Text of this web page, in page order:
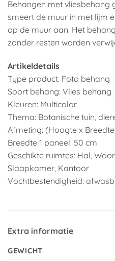
Behangen met vliesbehang
smeert de muur in met lijm
op de muur aan. Het
zonder resten worden
Artikeldetails
Type product: Foto behang
Soort behang: Vlies behang
Kleuren: Multicolor
Thema: Botanische tuin,
Afmeting: (Hoogte x
Breedte 1 paneel: 50 cm
Geschikte ruimtes: Hal,
Slaapkamer, Kantoor
Vochtbestendigheid:
Extra informatie
GEWICHT